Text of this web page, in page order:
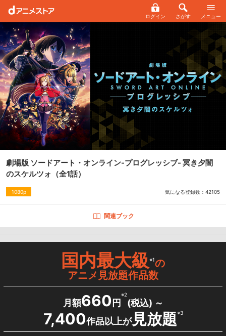
ログイン さがす メニュー
劇場版 ソードアート・オンライン-プログレッシブ- 冥き夕闇
のスケルツォ （全1話）
1080p 気になる登録数： 42105
関連ブック
国内最大級※1の
アニメ見放題作品数
月額660 円
※2
(税込) ～
7,400作品以上が見放題※3